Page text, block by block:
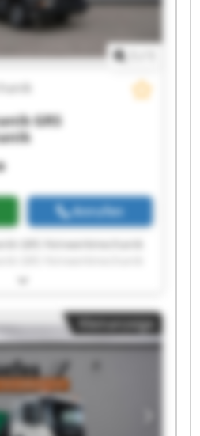
GRS
Anrufen
GRS Feinwerkmechanik
GRS Feinwerkmechanik
GRS Feinwerkmechanik
GRS Feinwerkmechanik
GRS Feinwerkmechanik
GRS Feinwerkmechanik
GRS Feinwerkmechanik
GRS Feinwerkmechanik
Kleinanzeige